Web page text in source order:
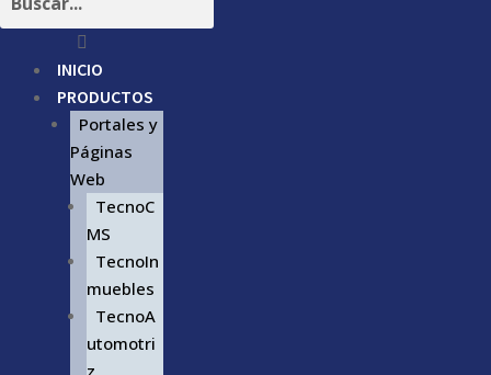
INICIO
PRODUCTOS
Portales y
Páginas
Web
TecnoC
MS
TecnoIn
muebles
TecnoA
utomotri